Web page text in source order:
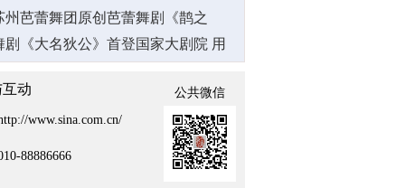
》首演
州芭蕾舞团原创芭蕾舞剧《鹊之
》首演
剧《大名狄公》首登国家大剧院 用
蹈讲悬疑故事
动
www.sina.com.cn/
88886666
公共微信